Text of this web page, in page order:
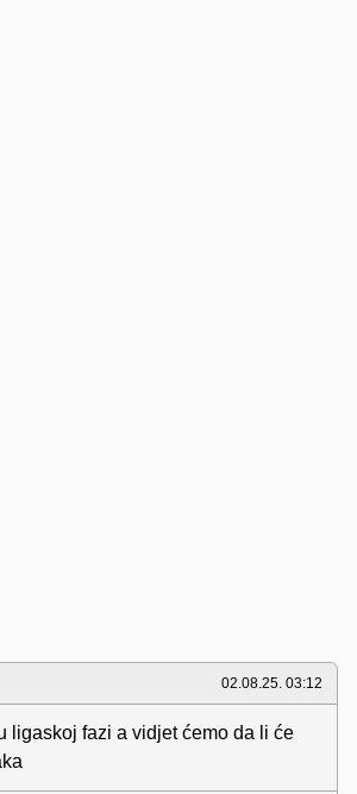
02.08.25. 03:12
ligaskoj fazi a vidjet ćemo da li će